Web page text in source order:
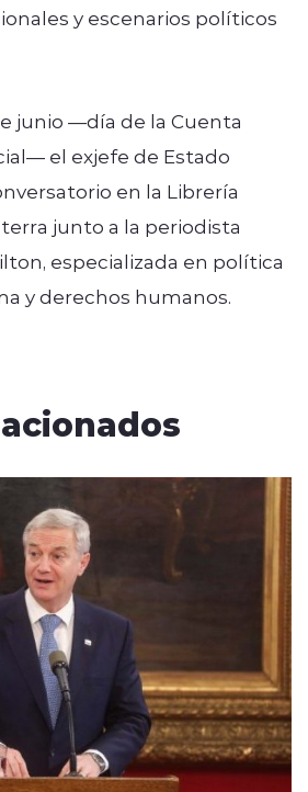
y escenarios políticos
junio —día de la Cuenta
el exjefe de Estado
en la Librería
junto a la periodista
especializada en política
y derechos humanos.